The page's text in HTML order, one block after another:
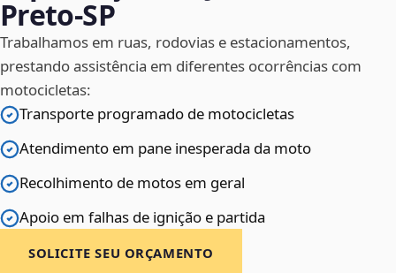
Preto‑SP
Trabalhamos em ruas, rodovias e estacionamentos,
prestando assistência em diferentes ocorrências com
motocicletas:
Transporte programado de motocicletas
Atendimento em pane inesperada da moto
Recolhimento de motos em geral
Apoio em falhas de ignição e partida
SOLICITE SEU ORÇAMENTO